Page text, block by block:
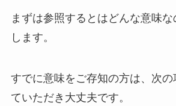
まずは参照するとはどんな意味
します。
すでに意味をご存知の方は、次の
ていただき大丈夫です。